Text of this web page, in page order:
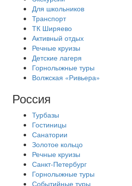
Для школьников
Транспорт
ТК Ширяево
Активный отдых
Речные круизы
Детские лагеря
Горнолыжные туры
Волжская «Ривьера»
Россия
Турбазы
Гостиницы
Санатории
Золотое кольцо
Речные круизы
Санкт-Петербург
Горнолыжные туры
Событийные туры